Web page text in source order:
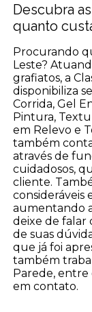
Descubra
quanto
Procurando
Leste?
grafiatos, a
disponibiliza
Corrida, Gel
Pintura,
em Relevo e
também
através de
cuidadosos,
cliente.
consideráveis
aumentando
deixe de falar
de suas
que já foi
também
Parede, entre
em contato.